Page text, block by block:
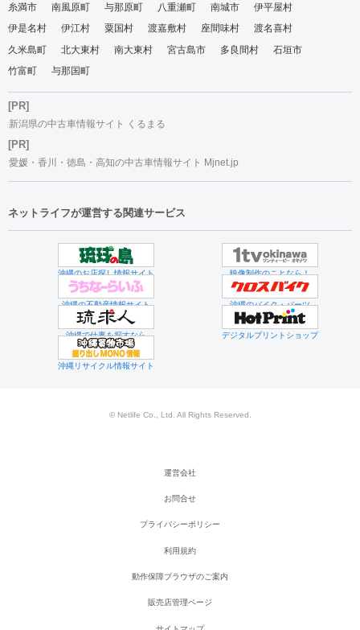
糸満市
南風原町 与那原町 八重瀬町 南城市
伊平屋村
伊是名村
伊江村 粟国村 渡嘉敷村 座間味村
渡名喜村
久米島町
北大東村 南大東村 宮古島市 多良間村
石垣市
竹富町
与那国町
[PR]
新潟県の中古車情報サイト くるまる
[PR]
愛媛・香川・徳島・高知の中古車情報サイト Mjnet.jp
ネットライフが運営する関連サービス
沖縄のお店探し情報サイト 映像制作のことなら！
沖縄の不動産情報サイト 沖縄のバイク・パーツ
沖縄で仕事を探すなら デジタルプリントショップ
沖縄リサイクル情報サイト
© Netlife Co., Ltd. All Rights Reserved.
運営会社
お問合せ
プライバシーポリシー
利用規約
動作保障ブラウザのご案内
販売店管理ページ